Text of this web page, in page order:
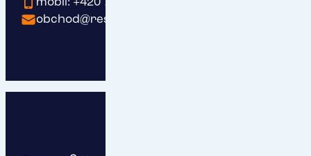
mobil: +420 737 203 409
obchod@respect.cz